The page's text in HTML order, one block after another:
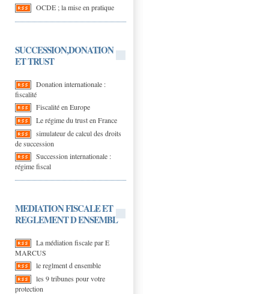
OCDE ; la mise en pratique
SUCCESSION,DONATION
ET TRUST
Donation internationale :
fiscalité
Fiscalité en Europe
Le régime du trust en France
simulateur de calcul des droits
de succession
Succession internationale :
régime fiscal
MEDIATION FISCALE ET
REGLEMENT D ENSEMBL
La médiation fiscale par E
MARCUS
le reglment d ensemble
les 9 tribunes pour votre
protection